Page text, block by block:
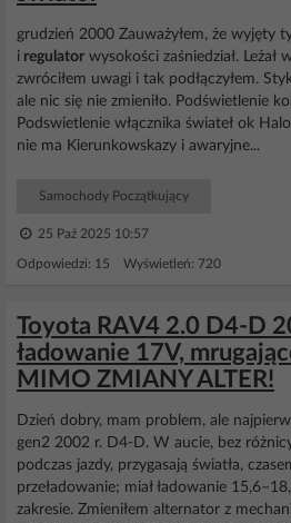
grudzień 2000 Zauważyłem, że wyjęty
i regulator wysokości zaśniedział.
zwróciłem uwagi i tak podłączyłem.
ale nic się nie zmieniło. Podświetlenie
Podswietlenie włącznika świateł ok
nie ma Kierunkowskazy i awaryjne...
Samochody Początkujący
25 Paź 2025 10:57
Odpowiedzi: 15 Wyświetleń: 720
Toyota RAV4 2.0 D4-D
ładowanie 17V,
MIMO ZMIANY ALTER!
Dzień dobry, mam problem, ale
gen2 2002 r. D4-D. W aucie, bez
podczas jazdy, przygasają światła,
przeładowanie; miał ładowanie
zakresie. Zmieniłem alternator z